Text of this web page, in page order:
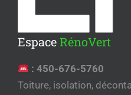
EspaceRénoVert
:450-676-5760
Toiture, isolation,